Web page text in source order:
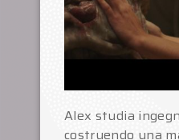
Alex studia
costruendo una